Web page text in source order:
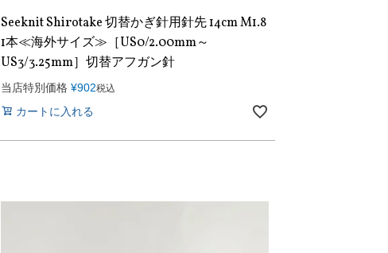
Seeknit Shirotake 切替かぎ針用針先 14cm M1.8
1本≪海外サイズ≫［US0/2.00mm～
US3/3.25mm］切替アフガン針
当店特別価格 ¥902税込
カートに入れる